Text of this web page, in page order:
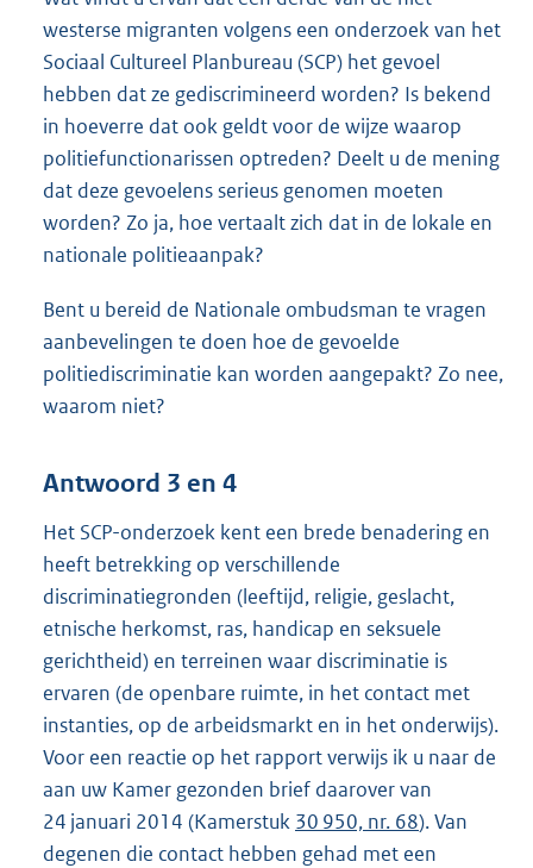
westerse migranten volgens een onderzoek van het
Sociaal Cultureel Planbureau (SCP) het gevoel
hebben dat ze gediscrimineerd worden? Is bekend
in hoeverre dat ook geldt voor de wijze waarop
politiefunctionarissen optreden? Deelt u de mening
dat deze gevoelens serieus genomen moeten
worden? Zo ja, hoe vertaalt zich dat in de lokale en
nationale politieaanpak?
Bent u bereid de Nationale ombudsman te vragen
aanbevelingen te doen hoe de gevoelde
politiediscriminatie kan worden aangepakt? Zo nee,
waarom niet?
Antwoord 3 en 4
Het SCP-onderzoek kent een brede benadering en
heeft betrekking op verschillende
discriminatiegronden (leeftijd, religie, geslacht,
etnische herkomst, ras, handicap en seksuele
gerichtheid) en terreinen waar discriminatie is
ervaren (de openbare ruimte, in het contact met
instanties, op de arbeidsmarkt en in het onderwijs).
Voor een reactie op het rapport verwijs ik u naar de
aan uw Kamer gezonden brief daarover van
24 januari 2014 (Kamerstuk 30 950, nr. 68). Van
degenen die contact hebben gehad met een